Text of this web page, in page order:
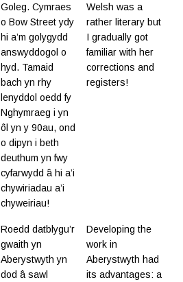
Goleg. Cymraes
o Bow Street ydy
hi a’m golygydd
answyddogol o
hyd. Tamaid
bach yn rhy
lenyddol oedd fy
Nghymraeg i yn
ôl yn y 90au, ond
o dipyn i beth
deuthum yn fwy
cyfarwydd â hi a’i
chywiriadau a’i
chyweiriau!
Welsh was a
rather literary but
I gradually got
familiar with her
corrections and
registers!
Roedd datblygu’r
gwaith yn
Aberystwyth yn
dod â sawl
Developing the
work in
Aberystwyth had
its advantages: a